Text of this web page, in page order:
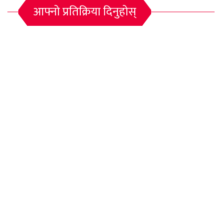
आफ्नो प्रतिक्रिया दिनुहोस्